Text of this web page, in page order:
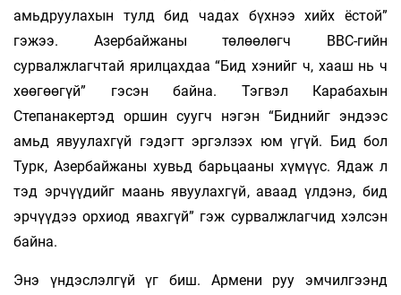
амьдруулахын тулд бид чадах бүхнээ хийх ёстой”
гэжээ. Азербайжаны төлөөлөгч ВВС-гийн
сурвалжлагчтай ярилцахдаа “Бид хэнийг ч, хааш нь ч
хөөгөөгүй” гэсэн байна. Тэгвэл Карабахын
Степанакертэд оршин суугч нэгэн “Биднийг эндээс
амьд явуулахгүй гэдэгт эргэлзэх юм үгүй. Бид бол
Турк, Азербайжаны хувьд барьцааны хүмүүс. Ядаж л
тэд эрчүүдийг маань явуулахгүй, аваад үлдэнэ, бид
эрчүүдээ орхиод явахгүй” гэж сурвалжлагчид хэлсэн
байна.
Энэ үндэслэлгүй үг биш. Армени руу эмчилгээнд